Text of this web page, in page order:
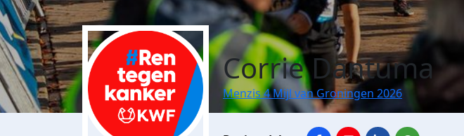
Corrie Dantuma
Menzis 4 Mijl van Groningen 2026